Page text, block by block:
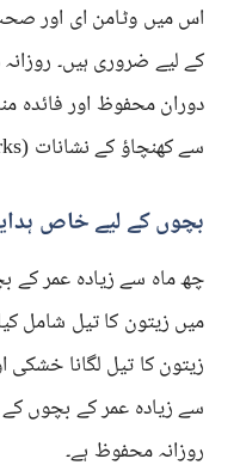
اس میں وٹامن ای اور
کے لیے ضروری ہیں۔
دوران محفوظ اور فائدہ
سے کھنچاؤ کے نشانات (Stretch Marks) کم ہو سکتے ہیں۔
بچوں کے لیے خاص
چھ ماہ سے زیادہ عمر کے
میں زیتون کا تیل شامل
زیتون کا تیل لگانا خشکی
سے زیادہ عمر کے بچوں
روزانہ محفوظ ہے۔